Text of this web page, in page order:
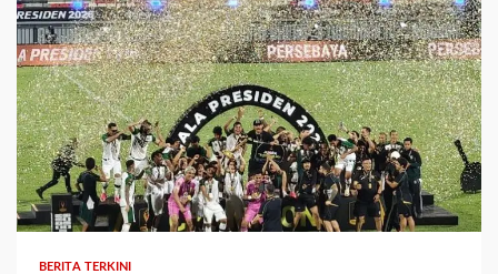
BERITA TERKINI